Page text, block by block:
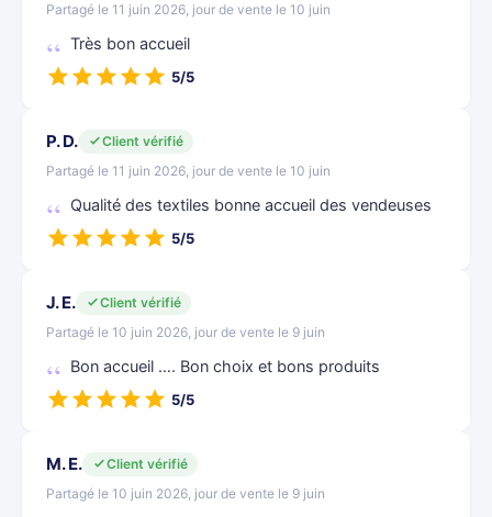
Partagé le 11 juin 2026, jour de vente le 10 juin
Très bon accueil
5/5
P. D.
Client vérifié
Partagé le 11 juin 2026, jour de vente le 10 juin
Qualité des textiles bonne accueil des vendeuses
5/5
J. E.
Client vérifié
Partagé le 10 juin 2026, jour de vente le 9 juin
Bon accueil …. Bon choix et bons produits
5/5
M. E.
Client vérifié
Partagé le 10 juin 2026, jour de vente le 9 juin